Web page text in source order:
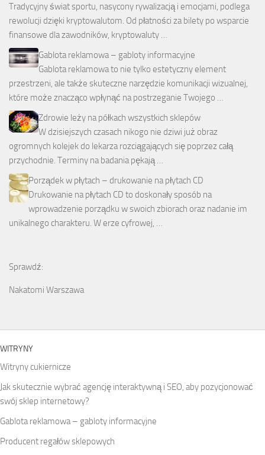
Tradycyjny świat sportu, nasycony rywalizacją i emocjami, podlega
rewolucji dzięki kryptowalutom. Od płatności za bilety po wsparcie
finansowe dla zawodników, kryptowaluty …
Gablota reklamowa – gabloty informacyjne
Gablota reklamowa to nie tylko estetyczny element
przestrzeni, ale także skuteczne narzędzie komunikacji wizualnej,
które może znacząco wpłynąć na postrzeganie Twojego …
Zdrowie leży na półkach wszystkich sklepów
W dzisiejszych czasach nikogo nie dziwi już obraz
ogromnych kolejek do lekarza rozciągających się poprzez całą
przychodnie. Terminy na badania pękają …
Porządek w płytach – drukowanie na płytach CD
Drukowanie na płytach CD to doskonały sposób na
wprowadzenie porządku w swoich zbiorach oraz nadanie im
unikalnego charakteru. W erze cyfrowej, …
Sprawdź:
Nakatomi Warszawa
WITRYNY
Witryny cukiernicze
Jak skutecznie wybrać agencję interaktywną i SEO, aby pozycjonować
swój sklep internetowy?
Gablota reklamowa – gabloty informacyjne
Producent regałów sklepowych